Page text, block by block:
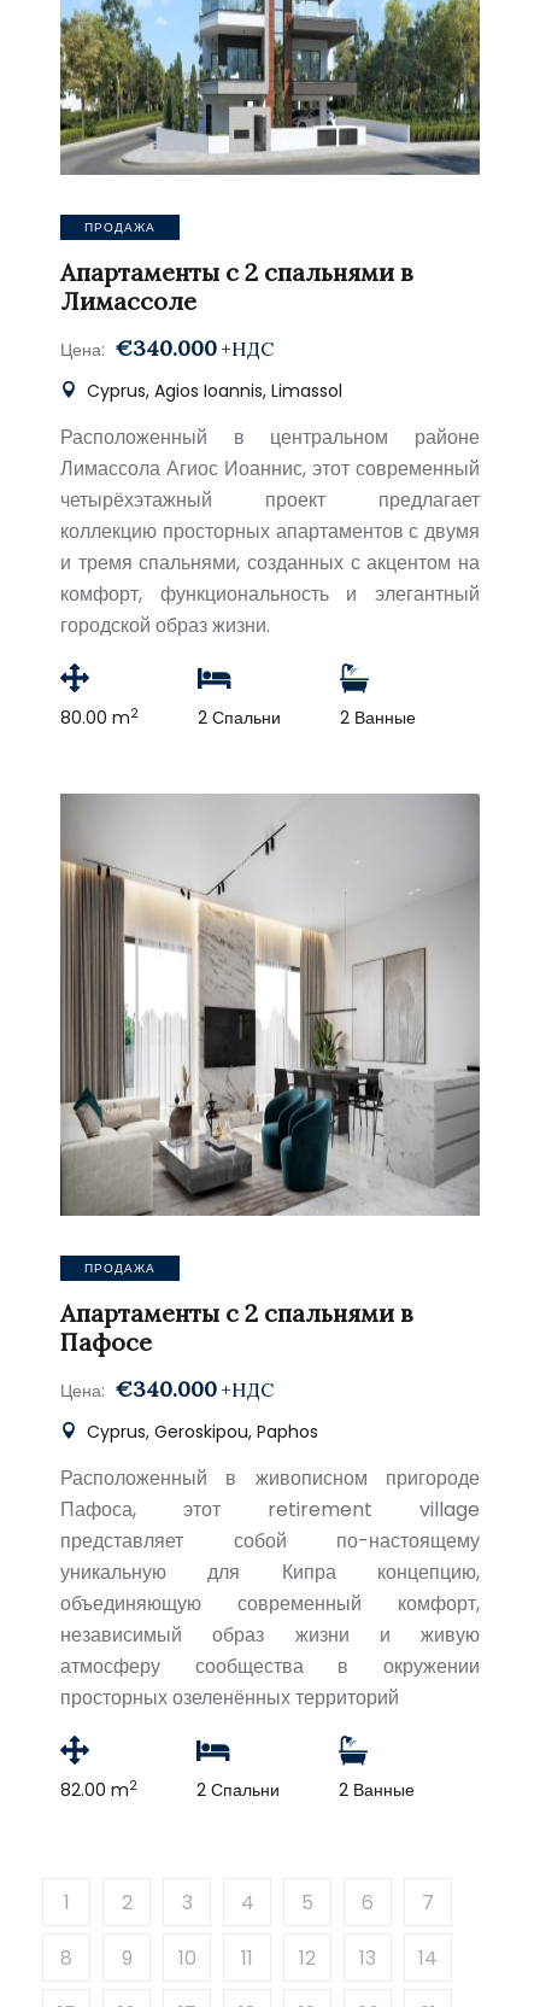
ПРОДАЖА
Апартаменты с 2 спальнями в
Лимассоле
Цена: €340.000 +НДС
Cyprus, Agios Ioannis, Limassol
Расположенный в центральном районе
Лимассола Агиос Иоаннис, этот современный
четырёхэтажный проект предлагает
коллекцию просторных апартаментов с двумя
и тремя спальнями, созданных с акцентом на
комфорт, функциональность и элегантный
городской образ жизни.
80.00 m2 2 Спальни 2 Ванные
ПРОДАЖА
Апартаменты с 2 спальнями в
Пафосе
Цена: €340.000 +НДС
Cyprus, Geroskipou, Paphos
Расположенный в живописном пригороде
Пафоса, этот retirement village
представляет собой по-настоящему
уникальную для Кипра концепцию,
объединяющую современный комфорт,
независимый образ жизни и живую
атмосферу сообщества в окружении
просторных озеленённых территорий
82.00 m2 2 Спальни 2 Ванные
1 2 3 4 5 6
7
8
9 10 11 12 13
14